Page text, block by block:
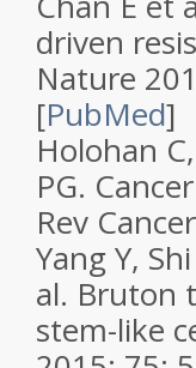
driven
Nature
[PubMed]
Holohan
PG.
Rev Cancer
Yang Y,
al. Bruton
stem-like